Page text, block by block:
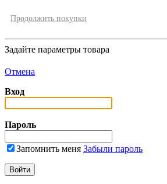
Продолжить покупки
Задайте параметры товара
Отмена
Вход
Пароль
Запомнить меня Забыли пароль